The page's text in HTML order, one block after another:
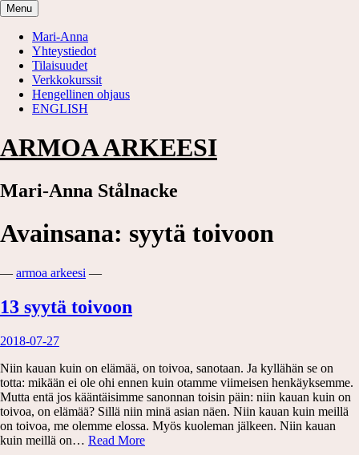
Skip
to
content
Menu
Mari-Anna
Yhteystiedot
Tilaisuudet
Verkkokurssit
Hengellinen ohjaus
ENGLISH
ARMOA ARKEESI
Mari-Anna Stålnacke
Avainsana: syytä toivoon
— armoa arkeesi —
13 syytä toivoon
2018-07-27
Niin kauan kuin on elämää, on toivoa, sanotaan. Ja kyllähän se on
totta: mikään ei ole ohi ennen kuin otamme viimeisen henkäyksemme.
Mutta entä jos kääntäisimme sanonnan toisin päin: niin kauan kuin on
toivoa, on elämää? Sillä niin minä asian näen. Niin kauan kuin meillä
on toivoa, me olemme elossa. Myös kuoleman jälkeen. Niin kauan
kuin meillä on… Read More13